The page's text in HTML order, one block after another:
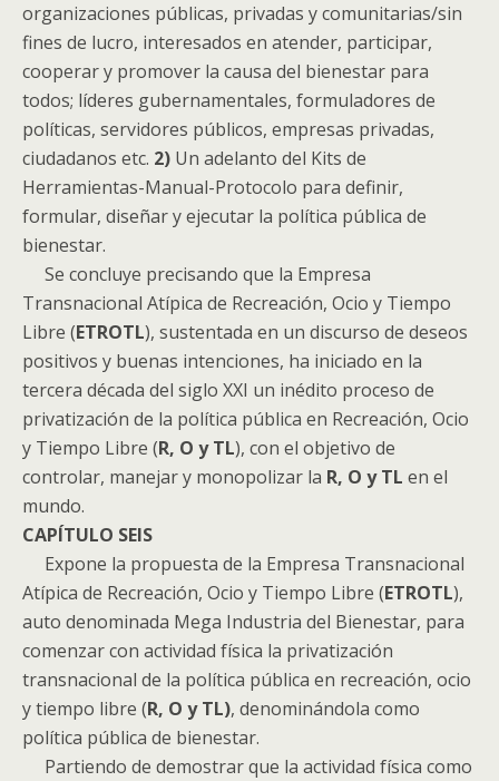
organizaciones públicas, privadas y comunitarias/sin
fines de lucro, interesados en atender, participar,
cooperar y promover la causa del bienestar para
todos; líderes gubernamentales, formuladores de
políticas, servidores públicos, empresas privadas,
ciudadanos etc. 2) Un adelanto del Kits de
Herramientas-Manual-Protocolo para definir,
formular, diseñar y ejecutar la política pública de
bienestar.
Se concluye precisando que la Empresa
Transnacional Atípica de Recreación, Ocio y Tiempo
Libre (ETROTL), sustentada en un discurso de deseos
positivos y buenas intenciones, ha iniciado en la
tercera década del siglo XXI un inédito proceso de
privatización de la política pública en Recreación, Ocio
y Tiempo Libre (R, O y TL), con el objetivo de
controlar, manejar y monopolizar la R, O y TL en el
mundo.
CAPÍTULO SEIS
Expone la propuesta de la Empresa Transnacional
Atípica de Recreación, Ocio y Tiempo Libre (ETROTL),
auto denominada Mega Industria del Bienestar, para
comenzar con actividad física la privatización
transnacional de la política pública en recreación, ocio
y tiempo libre (R, O y TL), denominándola como
política pública de bienestar.
Partiendo de demostrar que la actividad física como